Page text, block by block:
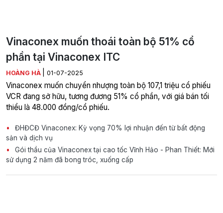
Vinaconex muốn thoái toàn bộ 51% cổ
phần tại Vinaconex ITC
HOÀNG HÀ 01-07-2025
Vinaconex muốn chuyển nhượng toàn bộ 107,1 triệu cổ phiếu
VCR đang sở hữu, tương đương 51% cổ phần, với giá bán tối
thiểu là 48.000 đồng/cổ phiếu.
ĐHĐCĐ Vinaconex: Kỳ vọng 70% lợi nhuận đến từ bất động
sản và dịch vụ
Gói thầu của Vinaconex tại cao tốc Vĩnh Hảo - Phan Thiết: Mới
sử dụng 2 năm đã bong tróc, xuống cấp